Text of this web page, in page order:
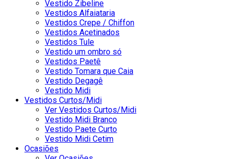
Vestido Zibeline
Vestidos Alfaiataria
Vestidos Crepe / Chiffon
Vestidos Acetinados
Vestidos Tule
Vestido um ombro só
Vestidos Paetê
Vestido Tomara que Caia
Vestido Degagê
Vestido Midi
Vestidos Curtos/Midi
Ver Vestidos Curtos/Midi
Vestido Midi Branco
Vestido Paete Curto
Vestido Midi Cetim
Ocasiões